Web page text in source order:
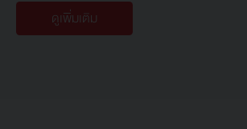
ดูเพิ่มเติม